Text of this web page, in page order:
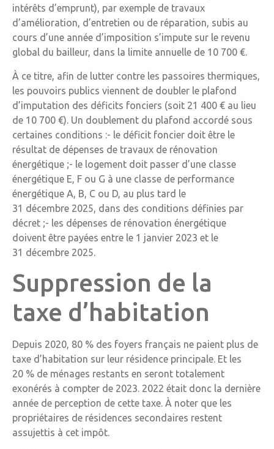
intérêts d’emprunt), par exemple de travaux
d’amélioration, d’entretien ou de réparation, subis au
cours d’une année d’imposition s’impute sur le revenu
global du bailleur, dans la limite annuelle de 10 700 €.
À ce titre, afin de lutter contre les passoires thermiques,
les pouvoirs publics viennent de doubler le plafond
d’imputation des déficits fonciers (soit 21 400 € au lieu
de 10 700 €). Un doublement du plafond accordé sous
certaines conditions :- le déficit foncier doit être le
résultat de dépenses de travaux de rénovation
énergétique ;- le logement doit passer d’une classe
énergétique E, F ou G à une classe de performance
énergétique A, B, C ou D, au plus tard le
31 décembre 2025, dans des conditions définies par
décret ;- les dépenses de rénovation énergétique
doivent être payées entre le 1 janvier 2023 et le
31 décembre 2025.
Suppression de la
taxe d’habitation
Depuis 2020, 80 % des foyers français ne paient plus de
taxe d’habitation sur leur résidence principale. Et les
20 % de ménages restants en seront totalement
exonérés à compter de 2023. 2022 était donc la dernière
année de perception de cette taxe. À noter que les
propriétaires de résidences secondaires restent
assujettis à cet impôt.